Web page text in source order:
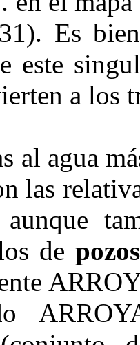
Es
este
a los
al agua
las
de pozos